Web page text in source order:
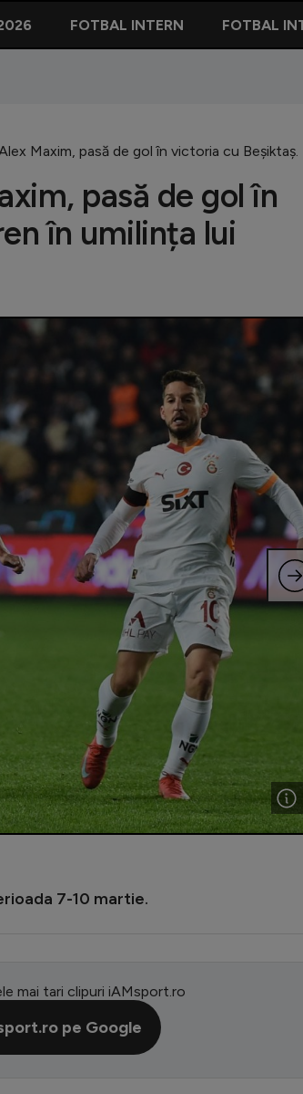
FOTBAL INTERN FOTBAL
Maxim, pasă de gol în victoria cu
pasă de gol în
în umilința lui
7-10 martie.
mai tari clipuri iAMsport.ro
pe Google